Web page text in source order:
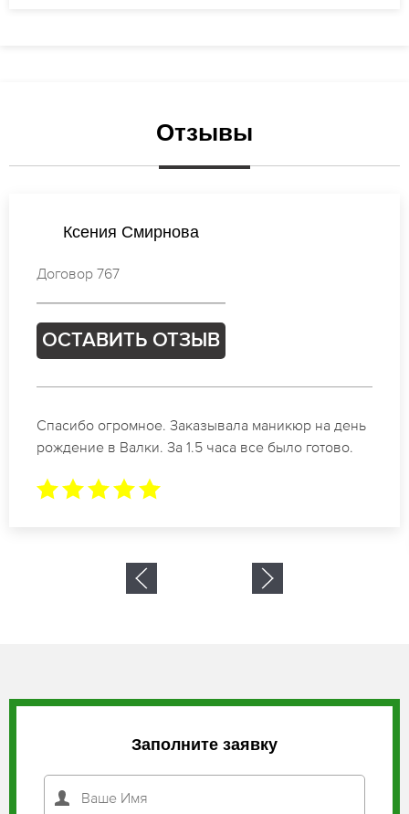
Отзывы
Анастасия Лебедева
Договор 817
ОСТАВИТЬ ОТЗЫВ
Идеальные специалисты своего дела по
маникюру в Валки. Замечательный результат.
Заполните заявку